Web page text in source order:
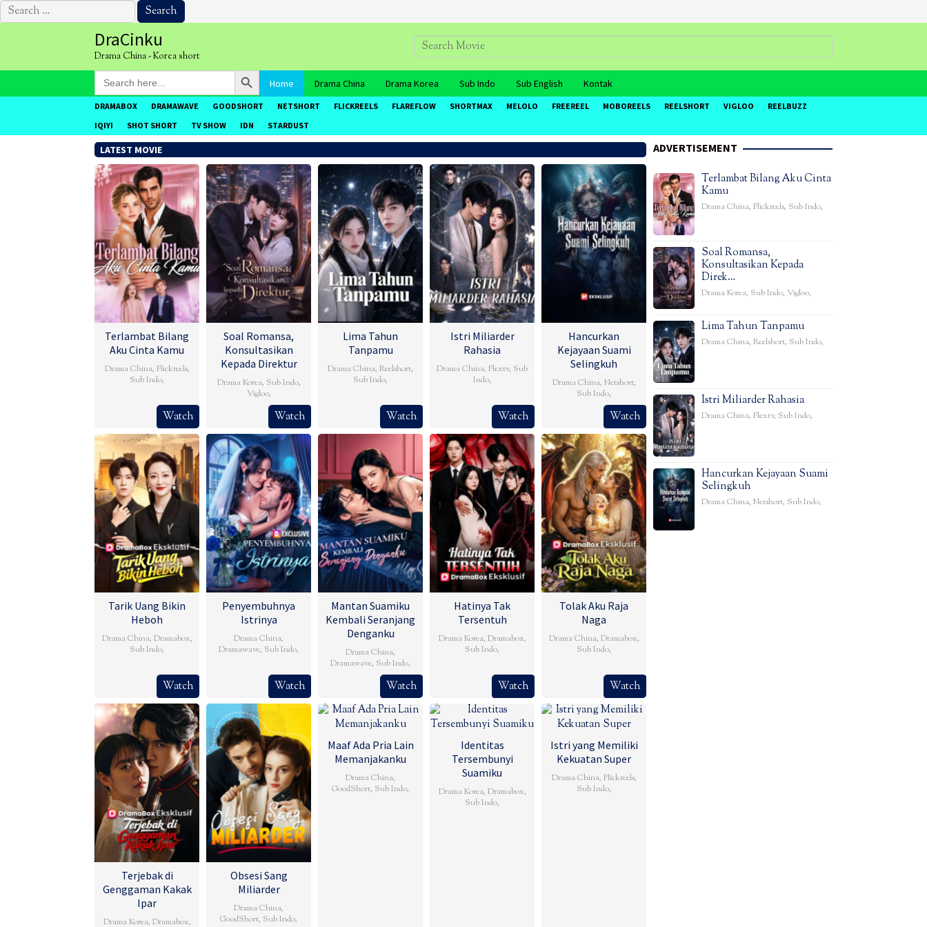
Search
for:
DraCinku
Drama China - Korea short
Search
for:
Search Button
Home Drama China Drama Korea Sub Indo Sub English Kontak
DRAMABOX DRAMAWAVE GOODSHORT NETSHORT FLICKREELS FLAREFLOW SHORTMAX MELOLO FREEREEL MOBOREELS REELSHORT VIGLOO
REELBUZZ
IQIYI
SHOT SHORT TV SHOW IDN STARDUST
LATEST MOVIE
Terlambat Bilang
Aku Cinta Kamu
Drama China, Flickreels,
Sub Indo,
Watch
Soal Romansa,
Konsultasikan
Kepada Direktur
Drama Korea, Sub Indo,
Vigloo,
Watch
Lima Tahun
Tanpamu
Drama China, Reelshort,
Sub Indo,
Watch
Istri Miliarder
Rahasia
Drama China, Flextv, Sub
Indo,
Watch
Hancurkan
Kejayaan Suami
Selingkuh
Drama China, Netshort,
Sub Indo,
Watch
Tarik Uang Bikin
Heboh
Drama China, Dramabox,
Sub Indo,
Watch
Penyembuhnya
Istrinya
Drama China,
Dramawave, Sub Indo,
Watch
Mantan Suamiku
Kembali Seranjang
Denganku
Drama China,
Dramawave, Sub Indo,
Watch
Hatinya Tak
Tersentuh
Drama Korea, Dramabox,
Sub Indo,
Watch
Tolak Aku Raja
Naga
Drama China, Dramabox,
Sub Indo,
Watch
Terjebak di
Genggaman Kakak
Ipar
Drama Korea, Dramabox,
Obsesi Sang
Miliarder
Drama China,
GoodShort, Sub Indo,
Maaf Ada Pria Lain
Memanjakanku
Drama China,
GoodShort, Sub Indo,
Identitas
Tersembunyi
Suamiku
Drama Korea, Dramabox,
Sub Indo,
Istri yang Memiliki
Kekuatan Super
Drama China, Flickreels,
Sub Indo,
ADVERTISEMENT
Terlambat Bilang Aku Cinta
Kamu
Drama China, Flickreels, Sub Indo,
Soal Romansa,
Konsultasikan Kepada
Direk…
Drama Korea, Sub Indo, Vigloo,
Lima Tahun Tanpamu
Drama China, Reelshort, Sub Indo,
Istri Miliarder Rahasia
Drama China, Flextv, Sub Indo,
Hancurkan Kejayaan Suami
Selingkuh
Drama China, Netshort, Sub Indo,